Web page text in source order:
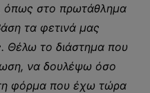
όπως στο πρωτάθλημα
τα φετινά μας
Θέλω το διάστημα που
να δουλέψω όσο
φόρμα που έχω τώρα